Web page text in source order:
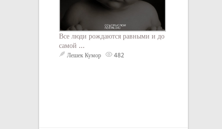
Все люди рождаются равными и до
самой ...
Лешек Кумор 482